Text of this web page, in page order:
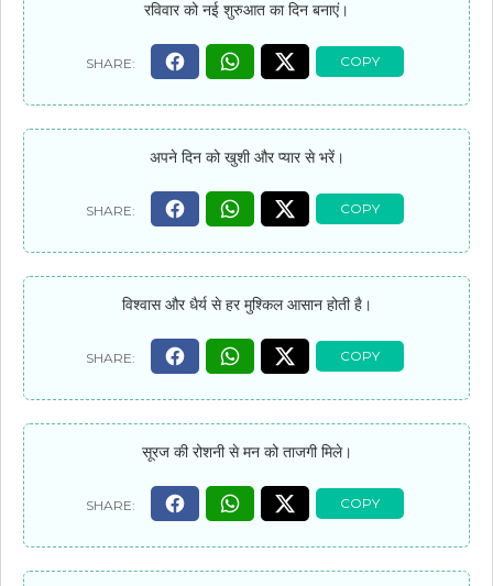
रविवार को नई शुरुआत का दिन बनाएं।
अपने दिन को खुशी और प्यार से भरें।
विश्वास और धैर्य से हर मुश्किल आसान होती है।
सूरज की रोशनी से मन को ताजगी मिले।